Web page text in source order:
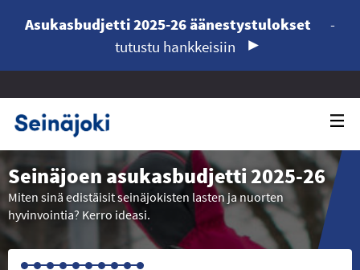
Asukasbudjetti 2025-26 äänestystulokset
-
tutustu hankkeisiin
Seinäjoen asukasbudjetti 2025-26
Miten sinä edistäisit seinäjokisten lasten ja nuorten
hyvinvointia? Kerro ideasi.